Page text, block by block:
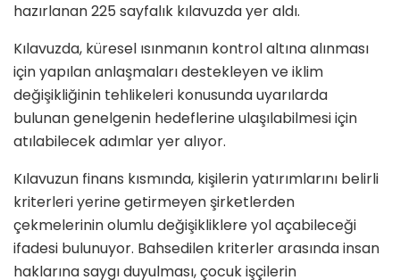
hazırlanan 225 sayfalık kılavuzda yer aldı.
Kılavuzda, küresel ısınmanın kontrol altına alınması
için yapılan anlaşmaları destekleyen ve iklim
değişikliğinin tehlikeleri konusunda uyarılarda
bulunan genelgenin hedeflerine ulaşılabilmesi için
atılabilecek adımlar yer alıyor.
Kılavuzun finans kısmında, kişilerin yatırımlarını belirli
kriterleri yerine getirmeyen şirketlerden
çekmelerinin olumlu değişikliklere yol açabileceği
ifadesi bulunuyor. Bahsedilen kriterler arasında insan
haklarına saygı duyulması, çocuk işçilerin